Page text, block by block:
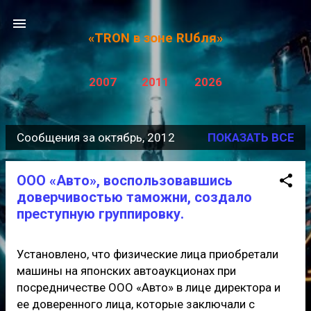
К основному контенту
«TRON в зоне RUбля»
2007 2011 2026
С
Сообщения за октябрь, 2012 ПОКАЗАТЬ ВСЕ
ООО «Авто», воспользовавшись
доверчивостью таможни, создало
преступную группировку.
Установлено, что физические лица приобретали
машины на японских автоаукционах при
посредничестве ООО «Авто» в лице директора и
ее доверенного лица, которые заключали с